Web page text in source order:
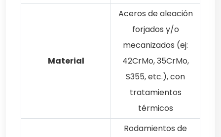
Material
Aceros de aleación
forjados y/o
mecanizados (ej:
42CrMo, 35CrMo,
S355, etc.), con
tratamientos
térmicos
Rodamientos de